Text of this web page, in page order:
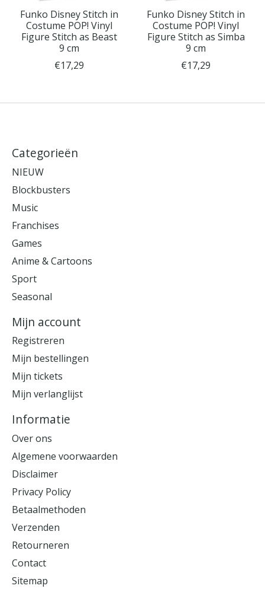
Funko Disney Stitch in
Costume POP! Vinyl
Figure Stitch as Beast
9 cm
€17,29
Funko Disney Stitch in
Costume POP! Vinyl
Figure Stitch as Simba
9 cm
€17,29
Categorieën
NIEUW
Blockbusters
Music
Franchises
Games
Anime & Cartoons
Sport
Seasonal
Mijn account
Registreren
Mijn bestellingen
Mijn tickets
Mijn verlanglijst
Informatie
Over ons
Algemene voorwaarden
Disclaimer
Privacy Policy
Betaalmethoden
Verzenden
Retourneren
Contact
Sitemap